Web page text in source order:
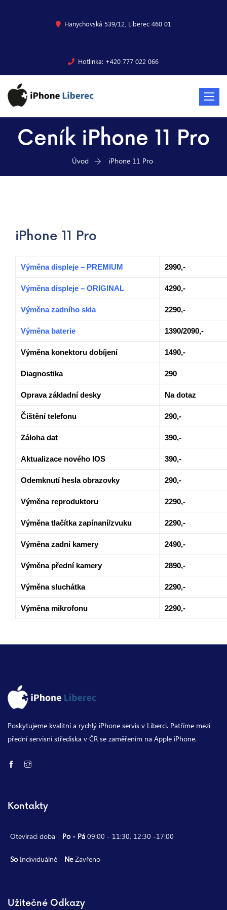
Hanychovská 539/12, Liberec 460 01
Hotlinka: +420 777 022 066
Toggle
Ceník iPhone 11 Pro
Úvod iPhone 11 Pro
iPhone 11 Pro
Výměna displeje – PREMIUM 2990,-
Výměna displeje – ORIGINAL 4290,-
Výměna zadního skla 2290,-
Výměna baterie 1390/2090,-
Výměna konektoru dobíjení 1490,-
Diagnostika 290
Oprava základní desky Na dotaz
Čištění telefonu 290,-
Záloha dat 390,-
Aktualizace nového IOS 390,-
Odemknutí hesla obrazovky 290,-
Výměna reproduktoru 2290,-
Výměna tlačítka zapínaní/zvuku 2290,-
Výměna zadní kamery 2490,-
Výměna přední kamery 2890,-
Výměna sluchátka 2290,-
Výměna mikrofonu 2290,-
Poskytujeme kvalitní a rychlý iPhone servis v Liberci. Patříme mezi
přední servisní střediska v ČR se zaměřením na Apple iPhone.
Kontakty
Otevírací doba Po - Pá 09:00 - 11:30, 12:30 -17:00
So Individuálně NeZavřeno
Užitečné Odkazy